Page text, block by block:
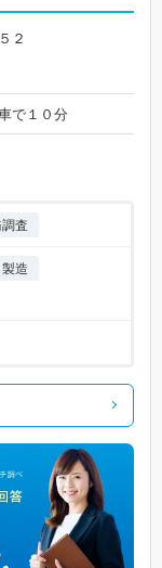
２
で１０分
査
製造